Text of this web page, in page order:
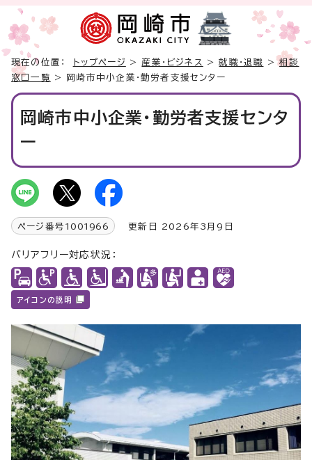
現在の位置： トップページ > 産業・ビジネス >就職・退職 >相談
窓口一覧
> 岡崎市中小企業・勤労者支援センター
岡崎市中小企業・勤労者支援センタ
ー
ページ番号 1001966 更新日 2026年3月9日
バリアフリー対応状況：
アイコンの説明